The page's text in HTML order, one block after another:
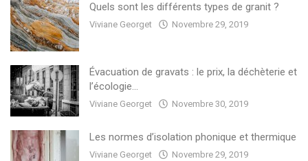
Quels sont les différents types de granit ?
Viviane Georget Novembre 29, 2019
Évacuation de gravats : le prix, la déchèterie et
l’écologie...
Viviane Georget Novembre 30, 2019
Les normes d’isolation phonique et thermique
Viviane Georget Novembre 29, 2019